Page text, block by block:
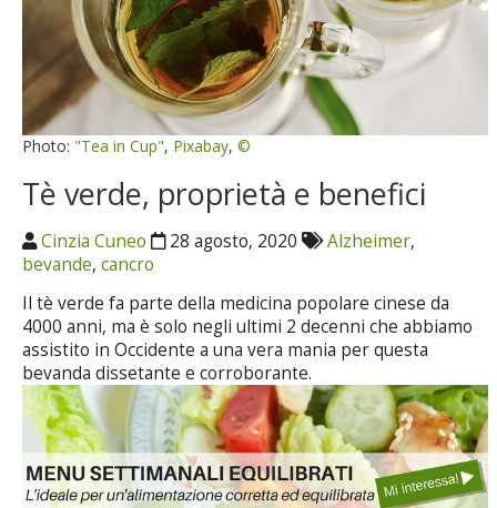
Photo: "Tea in Cup", Pixabay, ©
Tè verde, proprietà e benefici
Cinzia Cuneo 28 agosto, 2020 Alzheimer,
bevande, cancro
Il tè verde fa parte della medicina popolare cinese da
4000 anni, ma è solo negli ultimi 2 decenni che abbiamo
assistito in Occidente a una vera mania per questa
bevanda dissetante e corroborante.